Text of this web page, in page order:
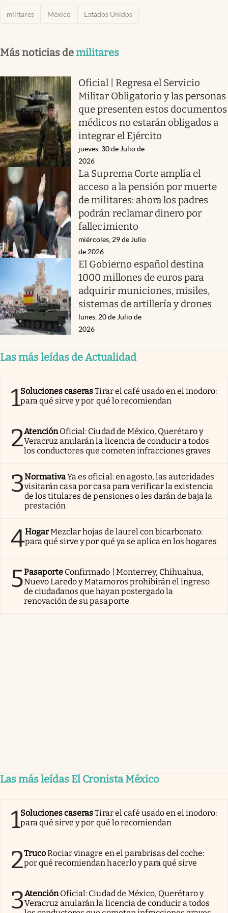
militares México Estados Unidos
Más noticias demilitares
Oficial | Regresa el Servicio
Militar Obligatorio y las personas
que presenten estos documentos
médicos no estarán obligados a
integrar el Ejército
jueves, 30 de Julio de
2026
La Suprema Corte amplía el
acceso a la pensión por muerte
de militares: ahora los padres
podrán reclamar dinero por
fallecimiento
miércoles, 29 de Julio
de 2026
El Gobierno español destina
1000 millones de euros para
adquirir municiones, misiles,
sistemas de artillería y drones
lunes, 20 de Julio de
2026
Las más leídas de Actualidad
1Soluciones caserasTirar el café usado en el inodoro:
para qué sirve y por qué lo recomiendan
2AtenciónOficial: Ciudad de México, Querétaro y
Veracruz anularán la licencia de conducir a todos
los conductores que cometen infracciones graves
3NormativaYa es oficial: en agosto, las autoridades
visitarán casa por casa para verificar la existencia
de los titulares de pensiones o les darán de baja la
prestación
4HogarMezclar hojas de laurel con bicarbonato:
para qué sirve y por qué ya se aplica en los hogares
5Pasaporte Confirmado | Monterrey, Chihuahua,
Nuevo Laredo y Matamoros prohibirán el ingreso
de ciudadanos que hayan postergado la
renovación de su pasaporte
Las más leídas El Cronista México
1Soluciones caserasTirar el café usado en el inodoro:
para qué sirve y por qué lo recomiendan
2TrucoRociar vinagre en el parabrisas del coche:
por qué recomiendan hacerlo y para qué sirve
3AtenciónOficial: Ciudad de México, Querétaro y
Veracruz anularán la licencia de conducir a todos